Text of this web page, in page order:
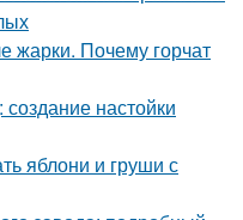
жарки. Почему горчат
настойки
яблони и груши с